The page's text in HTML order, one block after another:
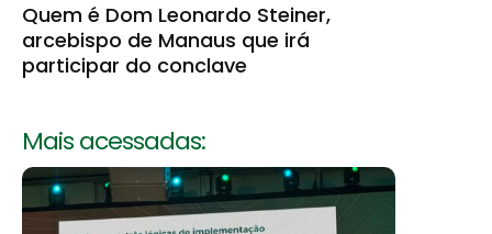
Quem é Dom Leonardo Steiner,
arcebispo de Manaus que irá
participar do conclave
Mais acessadas: